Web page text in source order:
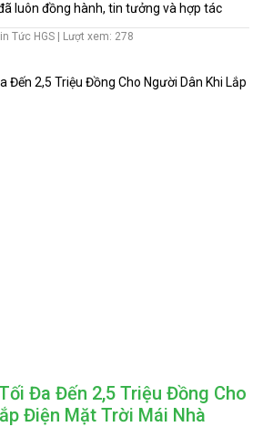
luôn đồng hành, tin tưởng và hợp tác
thời gian qua. Để Quý Khách hàng, Đối
Tức HGS | Lượt xem: 278
Đa Đến 2,5 Triệu Đồng Cho
Điện Mặt Trời Mái Nhà